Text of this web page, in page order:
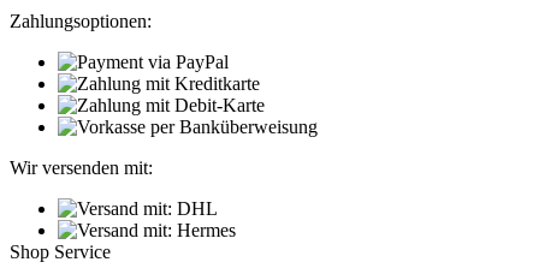
Zahlungsoptionen:
Wir versenden mit:
Shop Service